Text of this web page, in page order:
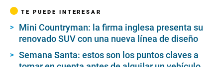
TE PUEDE INTERESAR
Mini Countryman: la firma inglesa presenta su
renovado SUV con una nueva línea de diseño
Semana Santa: estos son los puntos claves a